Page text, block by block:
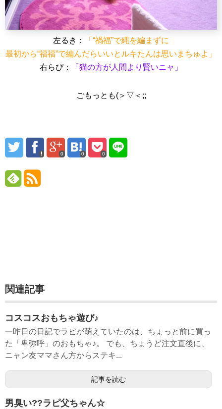
左るき：
「“禍福”で縄を編まずに
最初から“福福”で編んだらいいとルキたんは思いまちゅよ」
右らぴ：
「猫の方が人間より賢いニャ」
ごもっとも(＞▽＜;;
0 0 0
関連記事
コスコスおもちゃ遊び♪
一昨日の日記でラピが萌えていたのは、ちょっと前に買っ
た「卑弥呼」のおもちゃ♪。 でも、ちょうど注文直後に、
ニャン友ママさん方からステキ...
記事を読む
男臭い??ラピ父ちゃん☆